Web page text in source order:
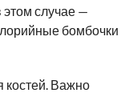
этом случае —
бомбочки
костей. Важно